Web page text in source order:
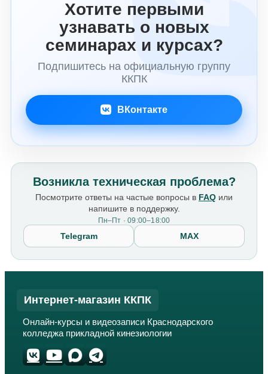
Хотите первыми
узнавать о новых
семинарах и курсах?
Подпишитесь на официальную группу
ККПК
ВКонтакте
Возникла техническая проблема?
Посмотрите ответы на частые вопросы в FAQ или
напишите в поддержку.
Пн–Пт · 09:00–18:00
Telegram MAX
Интернет-магазин ККПК
Онлайн-курсы и видеозаписи Краснодарского
колледжа прикладной кинезиологии